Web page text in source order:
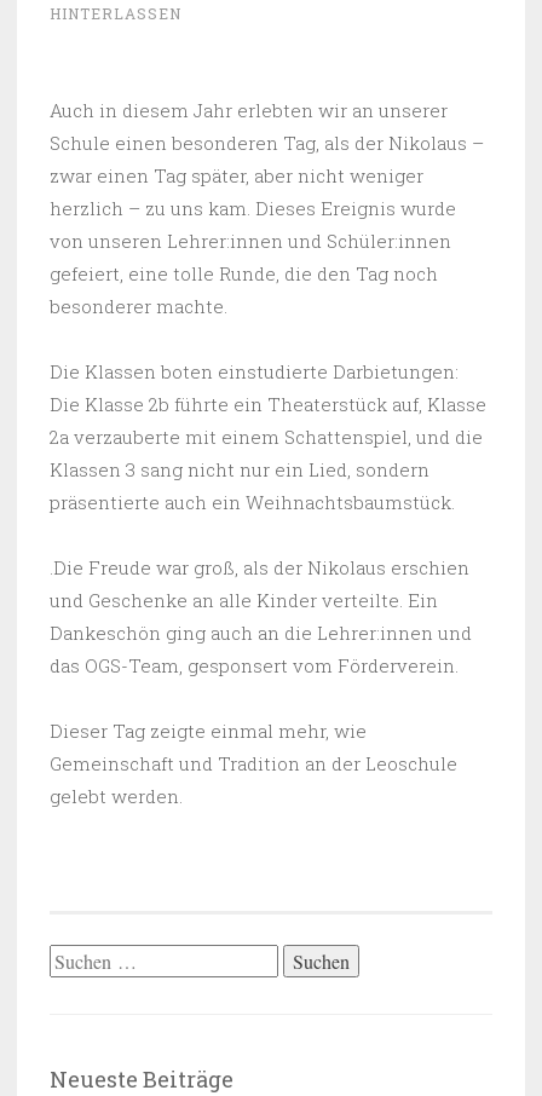
HINTERLASSEN
Auch in diesem Jahr erlebten wir an unserer
Schule einen besonderen Tag, als der Nikolaus –
zwar einen Tag später, aber nicht weniger
herzlich – zu uns kam. Dieses Ereignis wurde
von unseren Lehrer:innen und Schüler:innen
gefeiert, eine tolle Runde, die den Tag noch
besonderer machte.
Die Klassen boten einstudierte Darbietungen:
Die Klasse 2b führte ein Theaterstück auf, Klasse
2a verzauberte mit einem Schattenspiel, und die
Klassen 3 sang nicht nur ein Lied, sondern
präsentierte auch ein Weihnachtsbaumstück.
.Die Freude war groß, als der Nikolaus erschien
und Geschenke an alle Kinder verteilte. Ein
Dankeschön ging auch an die Lehrer:innen und
das OGS-Team, gesponsert vom Förderverein.
Dieser Tag zeigte einmal mehr, wie
Gemeinschaft und Tradition an der Leoschule
gelebt werden.
Suchen
Neueste Beiträge